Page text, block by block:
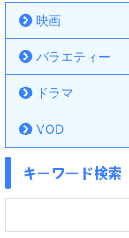
映画
バラエティー
ドラマ
VOD
キーワード検索